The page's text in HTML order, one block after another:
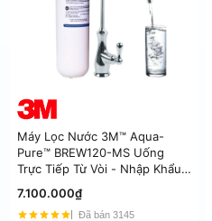
Máy Lọc Nước 3M™ Aqua-
Pure™ BREW120-MS Uống
Trực Tiếp Từ Vòi - Nhập Khẩu
7.100.000₫
Đã bán 3145